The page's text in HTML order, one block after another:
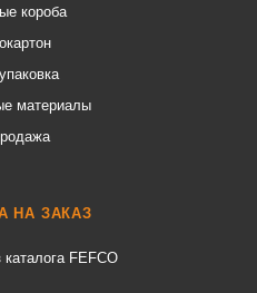
короба
материалы
НА ЗАКАЗ
каталога FEFCO